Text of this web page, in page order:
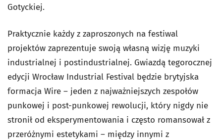
Gotyckiej.
Praktycznie każdy z zaproszonych na festiwal
projektów zaprezentuje swoją własną wizję muzyki
industrialnej i postindustrialnej. Gwiazdą tegorocznej
edycji Wrocław Industrial Festival będzie brytyjska
formacja Wire – jeden z najważniejszych zespołów
punkowej i post-punkowej rewolucji, który nigdy nie
stronił od eksperymentowania i często romansował z
przeróżnymi estetykami – między innymi z